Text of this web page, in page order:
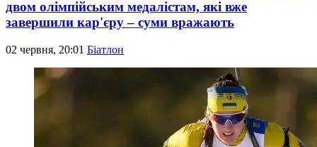
двом олімпійським медалістам, які вже
завершили кар'єру – суми вражають
02 червня, 20:01 Біатлон